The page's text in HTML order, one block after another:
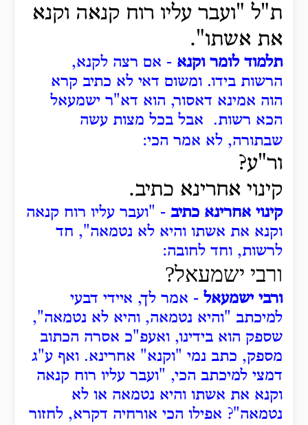
ת"ל "ועבר עליו רוח קנאה וקנא
את אשתו".
תלמוד לומר וקנא - אם רצה לקנא,
הרשות בידו. ומשום דאי לא כתיב קרא
הוה אמינא דאסור, הוא דא"ר ישמעאל
הכא רשות. אבל בכל מצות עשה
שבתורה, לא אמר הכי:
ור"ע?
קינוי אחרינא כתיב.
קינוי אחרינא כתיב - "ועבר עליו רוח קנאה
וקנא את אשתו והיא לא נטמאה", חד
לרשות, וחד לחובה:
ורבי ישמעאל?
ורבי ישמעאל - אמר לך, איידי דבעי
למיכתב "והיא נטמאה, והיא לא נטמאה",
שספק הוא בידינו, ואעפ"כ אסרה הכתוב
מספק, כתב נמי "וקנא" אחרינא. ואף ע"ג
דמצי למיכתב הכי, "ועבר עליו רוח קנאה
וקנא את אשתו והיא נטמאה או לא
נטמאה"? אפילו הכי אורחיה דקרא, לחזור